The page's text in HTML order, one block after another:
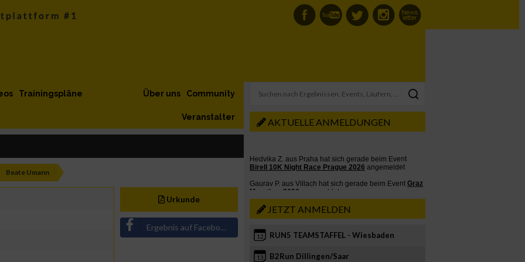
Trainingspläne Community
Über uns
Veranstalter
Beate Umann
Urkunde
Ergebnis auf Facebook teilen
AKTUELLE ANMELDUNGEN
JETZT ANMELDEN
12 RUN5 TEAMSTAFFEL - Wiesbaden
13 B2Run Dillingen/Saar